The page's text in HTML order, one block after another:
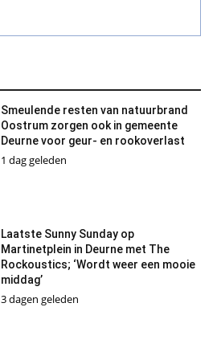
Smeulende resten van natuurbrand
Oostrum zorgen ook in gemeente
Deurne voor geur- en rookoverlast
1 dag geleden
Laatste Sunny Sunday op
Martinetplein in Deurne met The
Rockoustics; ‘Wordt weer een mooie
middag’
3 dagen geleden